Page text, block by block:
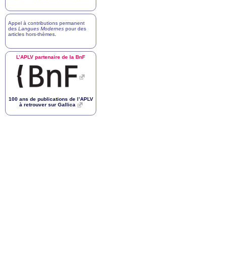
Appel à contributions permanent
des Langues Modernes pour des
articles hors-thèmes
L’APLV partenaire de la BnF
100 ans de publications de l’APLV
à retrouver sur Gallica